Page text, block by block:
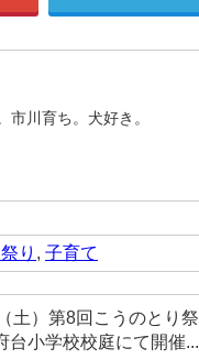
市川育ち。犬好き。
り , 子育て
土）第8回こうのとり祭
台小学校校庭にて開催...